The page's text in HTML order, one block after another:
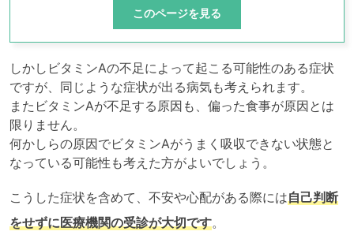
このページを見る
しかしビタミンAの不足によって起こる可能性のある症状
ですが、同じような症状が出る病気も考えられます。
またビタミンAが不足する原因も、偏った食事が原因とは
限りません。
何かしらの原因でビタミンAがうまく吸収できない状態と
なっている可能性も考えた方がよいでしょう。
こうした症状を含めて、不安や心配がある際には自己判断
をせずに医療機関の受診が大切です。